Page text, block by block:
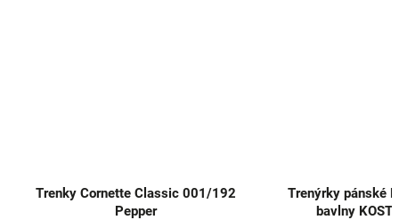
Trenky Cornette Classic 001/192
Pepper
Trenýrky pánské
bavlny